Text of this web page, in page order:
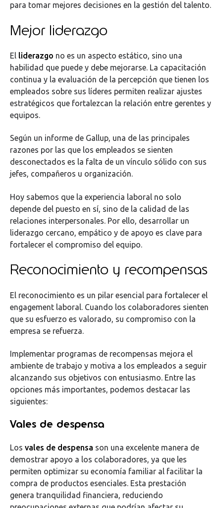
para tomar mejores decisiones en la gestión del talento.
Mejor liderazgo
El liderazgo no es un aspecto estático, sino una
habilidad que puede y debe mejorarse. La capacitación
continua y la evaluación de la percepción que tienen los
empleados sobre sus líderes permiten realizar ajustes
estratégicos que fortalezcan la relación entre gerentes y
equipos.
Según un informe de Gallup, una de las principales
razones por las que los empleados se sienten
desconectados es la falta de un vínculo sólido con sus
jefes, compañeros u organización.
Hoy sabemos que la experiencia laboral no solo
depende del puesto en sí, sino de la calidad de las
relaciones interpersonales. Por ello, desarrollar un
liderazgo cercano, empático y de apoyo es clave para
fortalecer el compromiso del equipo.
Reconocimiento y recompensas
El reconocimiento es un pilar esencial para fortalecer el
engagement laboral. Cuando los colaboradores sienten
que su esfuerzo es valorado, su compromiso con la
empresa se refuerza.
Implementar programas de recompensas mejora el
ambiente de trabajo y motiva a los empleados a seguir
alcanzando sus objetivos con entusiasmo. Entre las
opciones más importantes, podemos destacar las
siguientes:
Vales de despensa
Los vales de despensa son una excelente manera de
demostrar apoyo a los colaboradores, ya que les
permiten optimizar su economía familiar al facilitar la
compra de productos esenciales. Esta prestación
genera tranquilidad financiera, reduciendo